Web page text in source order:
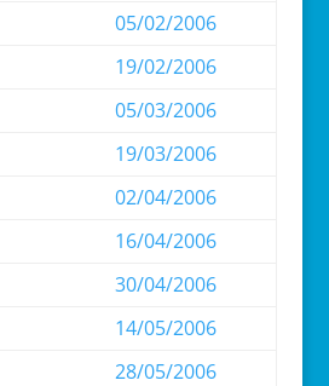
05/02/2006
19/02/2006
05/03/2006
19/03/2006
02/04/2006
16/04/2006
30/04/2006
14/05/2006
28/05/2006